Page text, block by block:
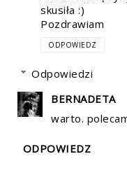
skusiła :)
Pozdrawiam
ODPOWIEDZ
Odpowiedzi
BERNADETA
warto.
ODPOWIEDZ